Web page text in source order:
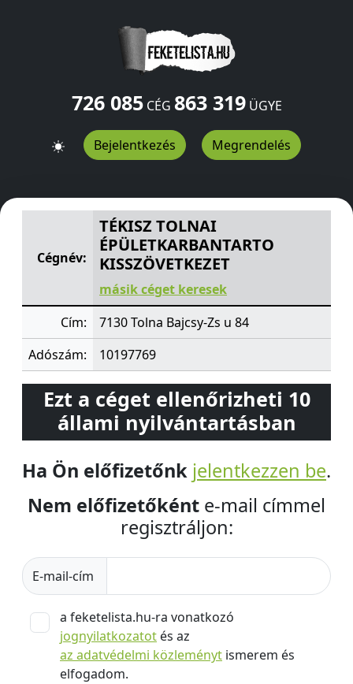
726 085CÉG 863 319ÜGYE
Bejelentkezés Megrendelés
TÉKISZ TOLNAI ÉPÜLETKARBANTARTO KISSZÖVETKEZET
Cégnév:
TÉKISZ TOLNAI
ÉPÜLETKARBANTARTO
KISSZÖVETKEZET
másik céget keresek
Cím:
7130 Tolna Bajcsy-Zs u 84
Adószám:
10197769
Ezt a céget ellenőrizheti 10
állami nyilvántartásban
Ha Ön előfizetőnk jelentkezzen be.
Nem előfizetőként e-mail címmel
regisztráljon:
E-mail-cím
a feketelista.hu-ra vonatkozó
jognyilatkozatot és az
az adatvédelmi közleményt ismerem és
elfogadom.